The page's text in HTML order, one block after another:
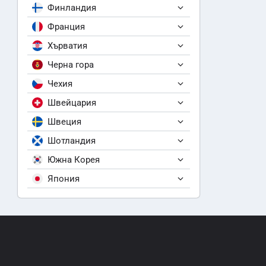
Финландия
Франция
Хърватия
Черна гора
Чехия
Швейцария
Швеция
Шотландия
Южна Корея
Япония